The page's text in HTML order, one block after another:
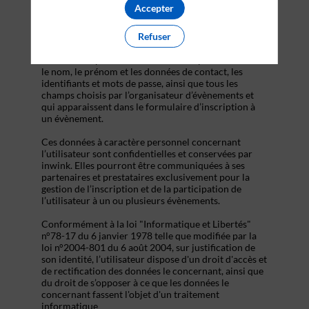
évènement, et de consulter les informations relatives
à l’organisation pratique et logistique d’un
le nom, le prénom et les données de contact, les
identifiants et mots de passe, ainsi que tous les
champs choisis par l’organisateur d’évènements et
qui apparaissent dans le formulaire d’inscription à
un évènement.
Ces données à caractère personnel concernant
l’utilisateur sont confidentielles et conservées par
inwink. Elles pourront être communiquées à ses
partenaires et prestataires exclusivement pour la
gestion de l’inscription et de la participation de
l’utilisateur à un ou plusieurs évènements.
Conformément à la loi "Informatique et Libertés"
n°78-17 du 6 janvier 1978 telle que modifiée par la
loi n°2004-801 du 6 août 2004, sur justification de
son identité, l’utilisateur dispose d'un droit d'accès et
de rectification des données le concernant, ainsi que
du droit de s’opposer à ce que les données le
concernant fassent l'objet d'un traitement
informatique
Accepter
Refuser